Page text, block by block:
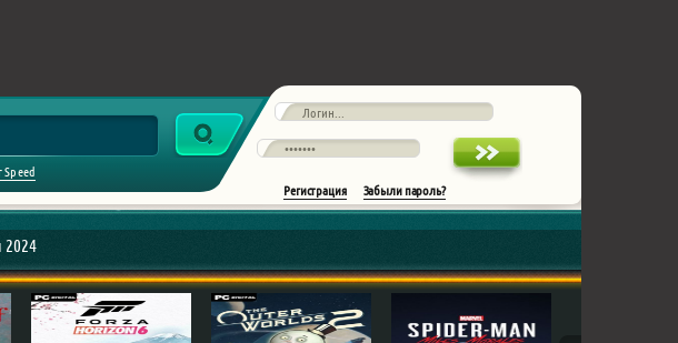
Speed
Регистрация
Забыли пароль?
2024